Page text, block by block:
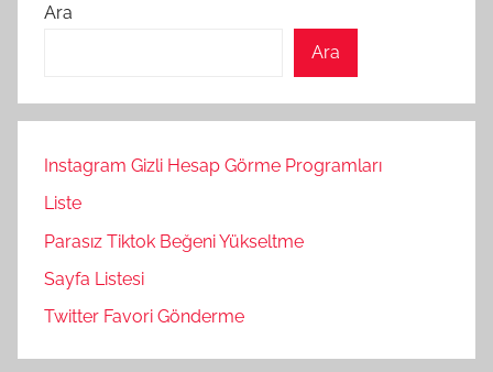
Ara
Ara
Instagram Gizli Hesap Görme Programları
Liste
Parasız Tiktok Beğeni Yükseltme
Sayfa Listesi
Twitter Favori Gönderme